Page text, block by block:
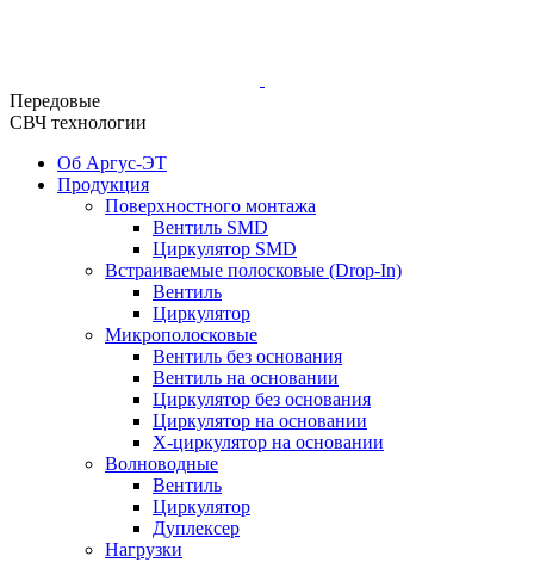
Передовые
СВЧ технологии
Об Аргус-ЭТ
Продукция
Поверхностного монтажа
Вентиль SMD
Циркулятор SMD
Встраиваемые полосковые (Drop-In)
Вентиль
Циркулятор
Микрополосковые
Вентиль без основания
Вентиль на основании
Циркулятор без основания
Циркулятор на основании
Х-циркулятор на основании
Волноводные
Вентиль
Циркулятор
Дуплексер
Нагрузки